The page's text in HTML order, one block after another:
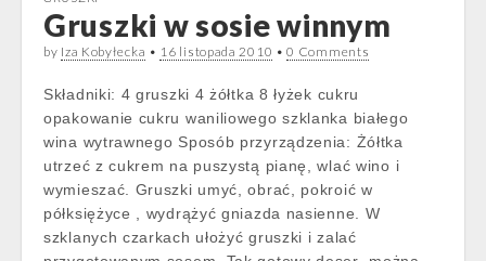
Gruszki w sosie winnym
by Iza Kobyłecka • 16 listopada 2010 •0 Comments
Składniki: 4 gruszki 4 żółtka 8 łyżek cukru
opakowanie cukru waniliowego szklanka białego
wina wytrawnego Sposób przyrządzenia: Żółtka
utrzeć z cukrem na puszystą pianę, wlać wino i
wymieszać. Gruszki umyć, obrać, pokroić w
półksiężyce , wydrążyć gniazda nasienne. W
szklanych czarkach ułożyć gruszki i zalać